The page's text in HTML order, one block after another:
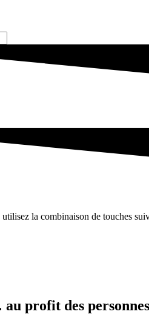
utilisez la combinaison de touches
profit des